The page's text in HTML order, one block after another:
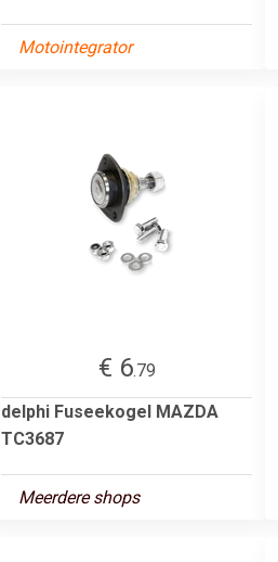
Motointegrator
€ 6.79
delphi Fuseekogel MAZDA
TC3687
Meerdere shops